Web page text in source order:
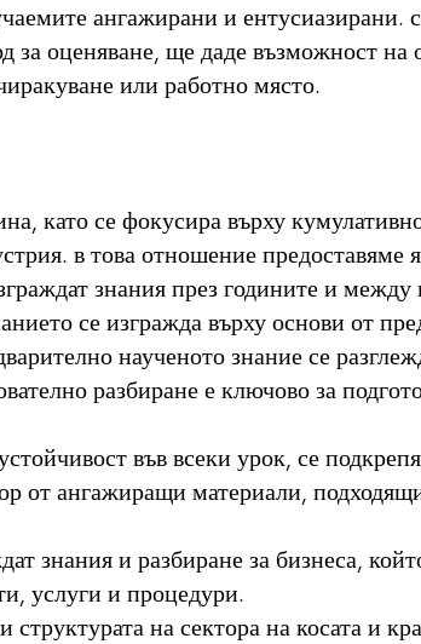
ангажирани и ентусиазирани.
за оценяване, ще даде възможност
или работно място.
като се фокусира върху
в това отношение предоставяме
знания през годините и
се изгражда върху основи от
наученото знание се
разбиране е ключово за
във всеки урок, се
от ангажиращи материали,
знания и разбиране за бизнеса,
услуги и процедури.
на сектора на косата и